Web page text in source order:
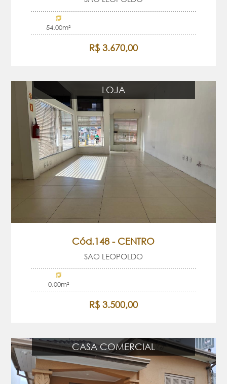
54.00m²
R$ 3.670,00
LOJA
Cód.148 - CENTRO
SAO LEOPOLDO
0.00m²
R$ 3.500,00
CASA COMERCIAL